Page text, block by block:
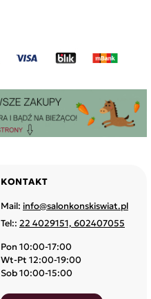
KONTAKT
Mail: info@salonkonskiswiat.pl
Tel:: 22 4029151, 602407055
Pon 10:00-17:00
Wt-Pt 12:00-19:00
Sob 10:00-15:00